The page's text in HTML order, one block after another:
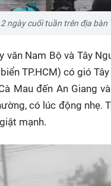
2 ngày cuối tuần trên địa
văn Nam Bộ và Tây
TP.HCM) có gió
Mau đến An Giang
có lúc động nhẹ.
mạnh.